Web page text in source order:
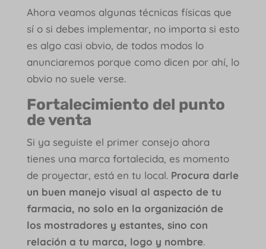
Ahora veamos algunas técnicas físicas que
sí o si debes implementar, no importa si esto
es algo casi obvio, de todos modos lo
anunciaremos porque como dicen por ahí, lo
obvio no suele verse.
Fortalecimiento del punto
de venta
Si ya seguiste el primer consejo ahora
tienes una marca fortalecida, es momento
de proyectar, está en tu local. Procura darle
un buen manejo visual al aspecto de tu
farmacia, no solo en la organización de
los mostradores y estantes, sino con
relación a tu marca, logo y nombre.